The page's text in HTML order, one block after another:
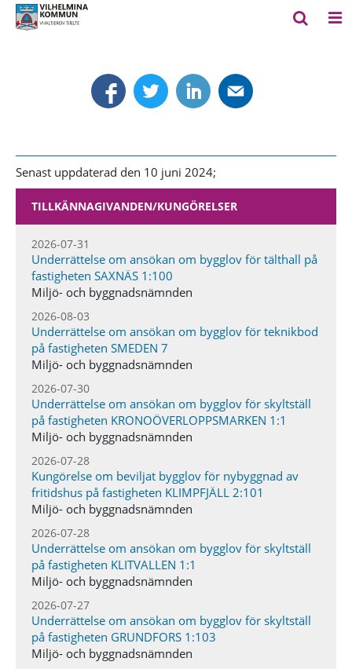
Senast uppdaterad den 10 juni 2024;
TILLKÄNNAGIVANDEN​/KUNGÖRELSER
2026-07-31
Underrättelse om ansökan om bygglov för tälthall på
fastigheten SAXNÄS 1:100
Miljö- och byggnadsnämnden
2026-08-03
Underrättelse om ansökan om bygglov för teknikbod
på fastigheten SMEDEN 7
Miljö- och byggnadsnämnden
2026-07-30
Underrättelse om ansökan om bygglov för skyltställ
på fastigheten KRONOÖVERLOPPSMARKEN 1:1
Miljö- och byggnadsnämnden
2026-07-28
Kungörelse om beviljat bygglov för nybyggnad av
fritidshus på fastigheten KLIMPFJÄLL 2:101
Miljö- och byggnadsnämnden
2026-07-28
Underrättelse om ansökan om bygglov för skyltställ
på fastigheten KLITVALLEN 1:1
Miljö- och byggnadsnämnden
2026-07-27
Underrättelse om ansökan om bygglov för skyltställ
på fastigheten GRUNDFORS 1:103
Miljö- och byggnadsnämnden